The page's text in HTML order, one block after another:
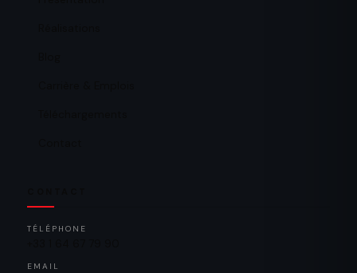
TÉLÉPHONE
EMAIL